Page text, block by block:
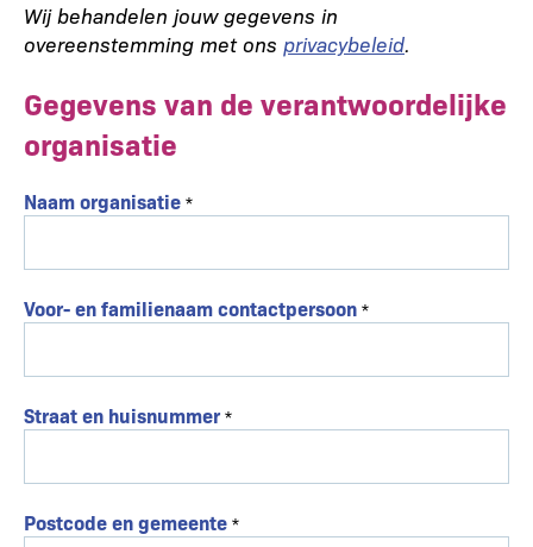
Wij behandelen jouw gegevens in
overeenstemming met ons privacybeleid.
Gegevens van de verantwoordelijke
organisatie
Naam organisatie
Voor- en familienaam contactpersoon
Straat en huisnummer
Postcode en gemeente